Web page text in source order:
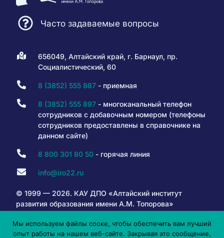
Часто задаваемые вопросы
656049, Алтайский край, г. Барнаул, пр.
Социалистический, 60
8 (3852) 555 887- приемная
8 (3852) 555 897- многоканальный телефон
сотрудников с добавочным номером (телефоны
сотрудников предоставлены в справочнике на
данном сайте)
8 800 301 80 50- горячая линия
info@iro22.ru
© 1999 — 2026. КАУ ДПО «Алтайский институт
развития образования имени А.М. Топорова»
Мы используем файлы сооке, чтобы обеспечить вам лучший
опыт работы на нашем веб-сайте. Закрывая это сообщение,